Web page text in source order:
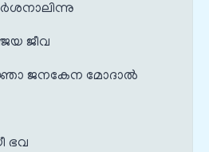
ജീവ
ജനകേന മോദാൽ
ഭവ